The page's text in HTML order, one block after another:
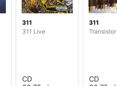
311
311 Live
CD
311
Transistor
CD